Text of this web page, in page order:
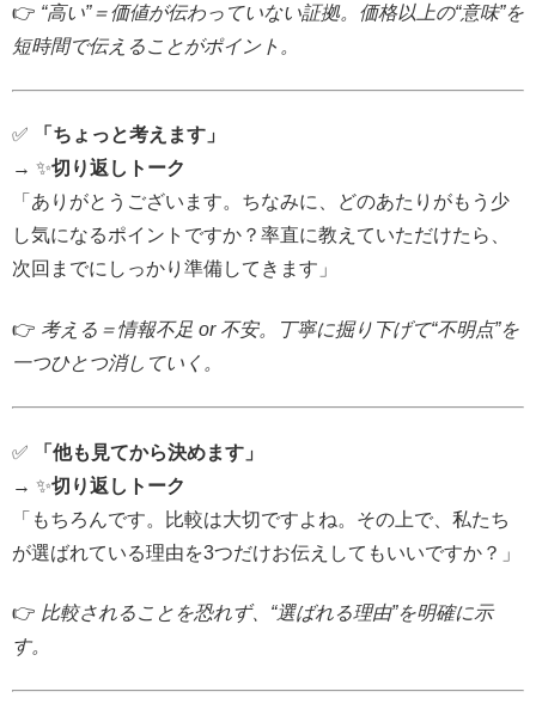
👉 “高い”＝価値が伝わっていない証拠。価格以上の“意味”を
短時間で伝えることがポイント。
✅
「ちょっと考えます」
→ ✨切り返しトーク
「ありがとうございます。ちなみに、どのあたりがもう少
し気になるポイントですか？率直に教えていただけたら、
次回までにしっかり準備してきます」
👉 考える＝情報不足 or 不安。丁寧に掘り下げて“不明点”を
一つひとつ消していく。
✅
「他も見てから決めます」
→ ✨切り返しトーク
「もちろんです。比較は大切ですよね。その上で、私たち
が選ばれている理由を3つだけお伝えしてもいいですか？」
👉 比較されることを恐れず、“選ばれる理由”を明確に示
す。